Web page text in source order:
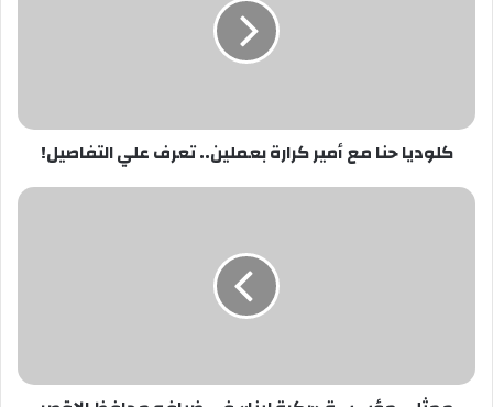
التفاصيل!
كلوديا حنا مع أمير كرارة بعملين.. تعرف علي التفاصيل!
ممثلى